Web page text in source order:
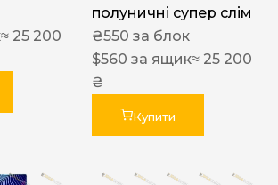
≈ 25 200
полуничні супер слім
₴550 за блок
$560 за ящик≈ 25 200
₴
Купити